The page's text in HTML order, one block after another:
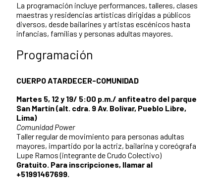
La programación incluye performances, talleres, clases
maestras y residencias artísticas dirigidas a públicos
diversos, desde bailarines y artistas escénicos hasta
infancias, familias y personas adultas mayores.
Programación
CUERPO ATARDECER-COMUNIDAD
Martes 5, 12 y 19/ 5:00 p.m./ anfiteatro del parque
San Martín (alt. cdra. 9 Av. Bolívar, Pueblo Libre,
Lima)
Comunidad Power
Taller regular de movimiento para personas adultas
mayores, impartido por la actriz, bailarina y coreógrafa
Lupe Ramos (integrante de Crudo Colectivo)
Gratuito. Para inscripciones, llamar al
+51991467699.